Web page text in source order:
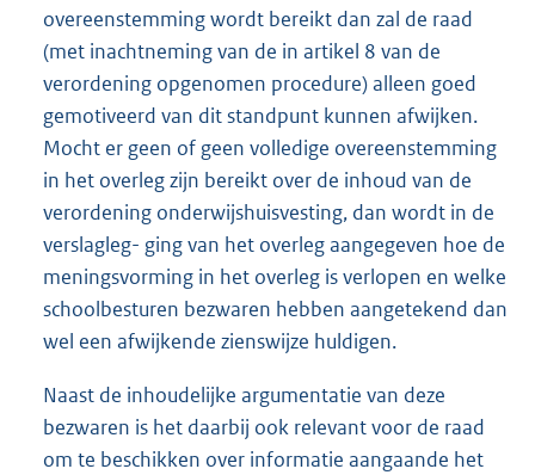
overeenstemming wordt bereikt dan zal de raad
(met inachtneming van de in artikel 8 van de
verordening opgenomen procedure) alleen goed
gemotiveerd van dit standpunt kunnen afwijken.
Mocht er geen of geen volledige overeenstemming
in het overleg zijn bereikt over de inhoud van de
verordening onderwijshuisvesting, dan wordt in de
verslagleg- ging van het overleg aangegeven hoe de
meningsvorming in het overleg is verlopen en welke
schoolbesturen bezwaren hebben aangetekend dan
wel een afwijkende zienswijze huldigen.
Naast de inhoudelijke argumentatie van deze
bezwaren is het daarbij ook relevant voor de raad
om te beschikken over informatie aangaande het